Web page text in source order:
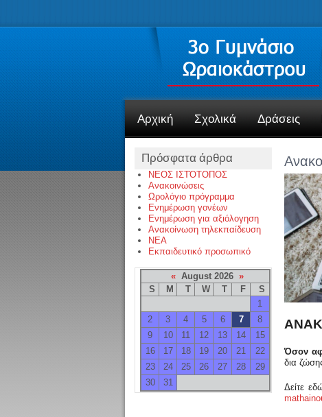
Αρχική Σχολικά Δράσεις
Πρόσφατα άρθρα
ΝΕΟΣ ΙΣΤΌΤΟΠΟΣ
Ανακοινώσεις
Ωρολόγιο πρόγραμμα
Ενημέρωση γονέων
Ενημέρωση για αξιόλογηση
Ανακοίνωση τηλεκπαίδευση
NEA
Εκπαιδευτικό προσωπικό
« August 2026 »
S
M T W T F
S
1
2
3 4 5 6 7
8
9
10 11 12 13 14
15
16
17 18 19 20 21
22
23
24 25 26 27 28
29
30
31
Όσον
δια
Δείτε